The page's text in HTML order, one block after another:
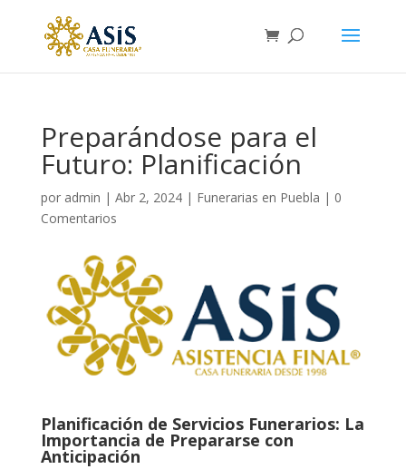
Preparándose para el
Futuro: Planificación
por admin | Abr 2, 2024| Funerarias en Puebla | 0
Comentarios
Planificación de Servicios Funerarios: La
Importancia de Prepararse con
Anticipación